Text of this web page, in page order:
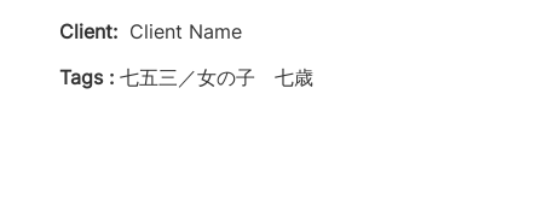
Client: Client Name
Tags : 七五三／女の子 七歳